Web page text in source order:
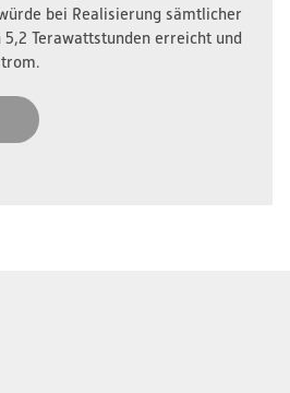
bei Realisierung sämtlicher
Terawattstunden erreicht und